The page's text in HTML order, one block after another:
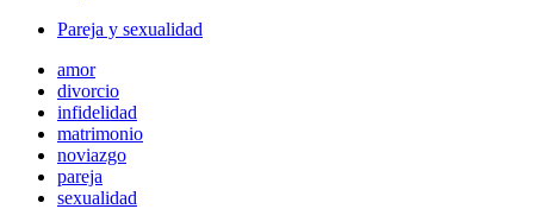
Pareja y sexualidad
amor
divorcio
infidelidad
matrimonio
noviazgo
pareja
sexualidad